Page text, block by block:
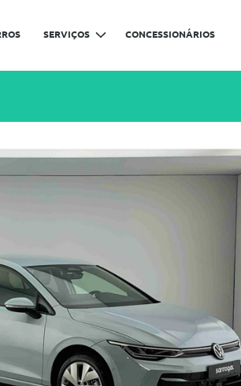
SERVIÇOS CONCESSIONÁRIOS